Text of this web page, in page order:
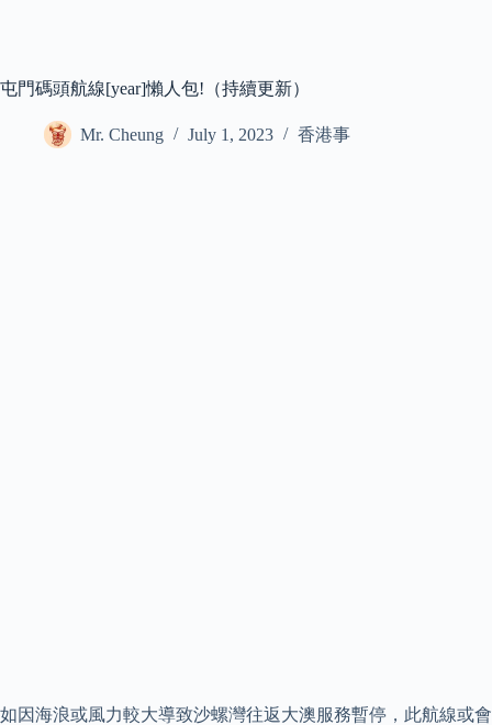
屯門碼頭航線[year]懶人包!（持續更新）
Mr. Cheung July 1, 2023 香港事
如因海浪或風力較大導致沙螺灣往返大澳服務暫停，此航線或會